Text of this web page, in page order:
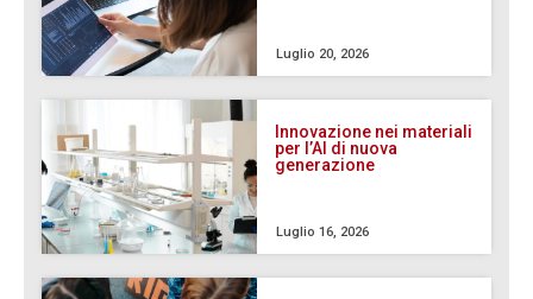
Luglio 20, 2026
Innovazione nei materiali
per l’AI di nuova
generazione
Luglio 16, 2026